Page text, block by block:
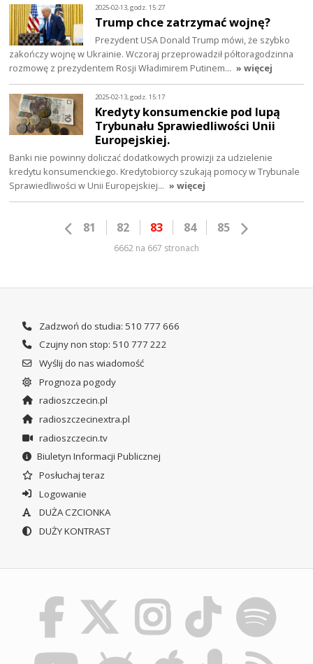
2025-02-13, godz. 15:27
Trump chce zatrzymać wojnę?
Prezydent USA Donald Trump mówi, że szybko
zakończy wojnę w Ukrainie. Wczoraj przeprowadził półtoragodzinna
rozmowę z prezydentem Rosji Władimirem Putinem… » więcej
2025-02-13, godz. 15:17
Kredyty konsumenckie pod lupą
Trybunału Sprawiedliwości Unii
Europejskiej.
Banki nie powinny doliczać dodatkowych prowizji za udzielenie
kredytu konsumenckiego. Kredytobiorcy szukają pomocy w Trybunale
Sprawiedliwości w Unii Europejskiej… » więcej
81 82 83 84 85
6662 na 667 stronach
Zadzwoń do studia: 510 777 666
Czujny non stop: 510 777 222
Wyślij do nas wiadomość
Prognoza pogody
radioszczecin.pl
radioszczecinextra.pl
radioszczecin.tv
Biuletyn Informacji Publicznej
Posłuchaj teraz
Logowanie
DUŻA CZCIONKA
DUŻY KONTRAST